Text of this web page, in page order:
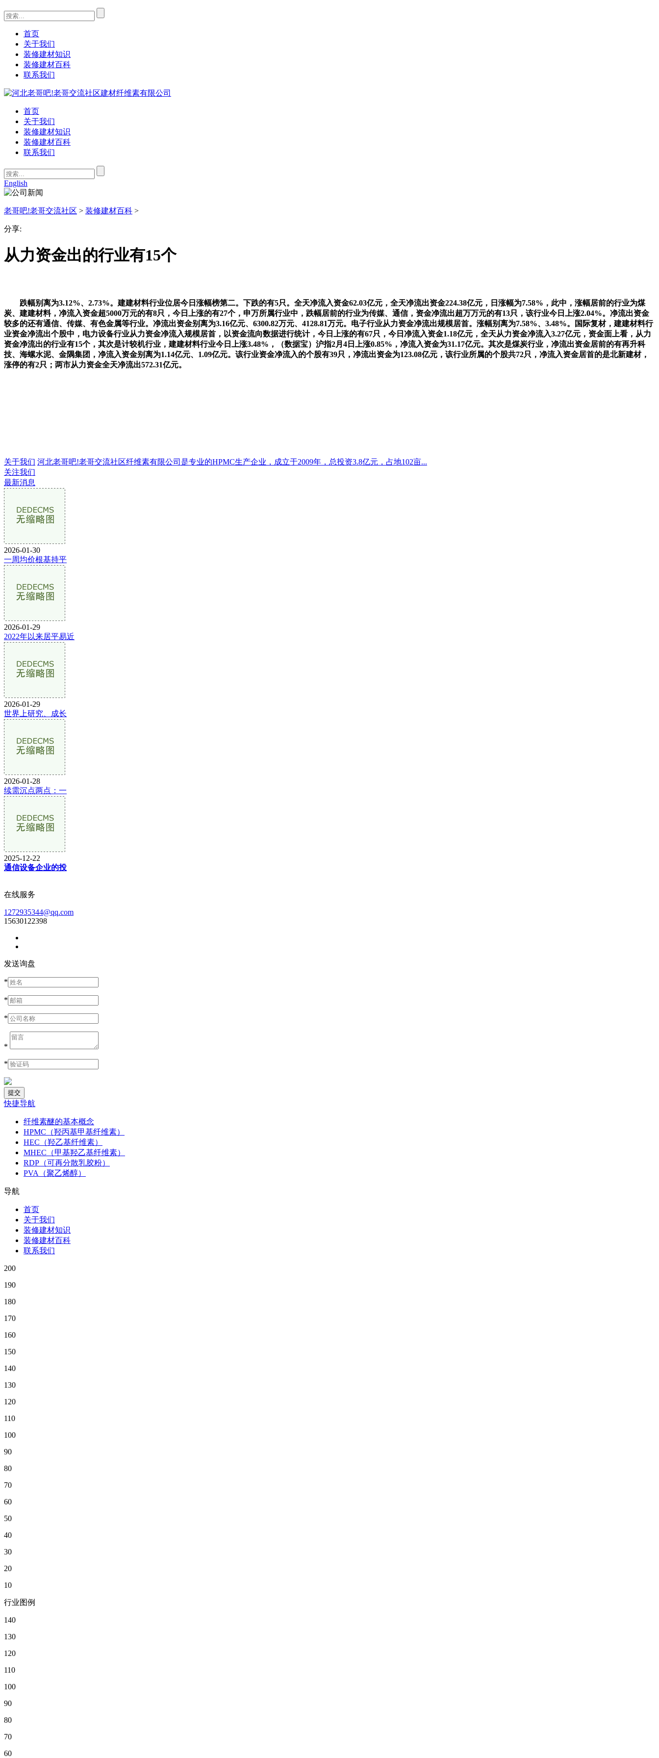
首页
关于我们
装修建材知识
装修建材百科
联系我们
首页
关于我们
装修建材知识
装修建材百科
联系我们
English
老哥吧!老哥交流社区 > 装修建材百科 >
分享:
从力资金出的行业有15个
跌幅别离为3.12%、2.73%。建建材料行业位居今日涨幅榜第二。下跌的有5只。全天净流入资金62.03亿元，全天净流出资金224.38亿元，日涨幅为7.58%，此中，涨幅居前的行业为煤
炭、建建材料，净流入资金超5000万元的有8只，今日上涨的有27个，申万所属行业中，跌幅居前的行业为传媒、通信，资金净流出超万万元的有13只，该行业今日上涨2.04%。净流出资金
较多的还有通信、传媒、有色金属等行业。净流出资金别离为3.16亿元、6300.82万元、4128.81万元。电子行业从力资金净流出规模居首。涨幅别离为7.58%、3.48%。国际复材，建建材料行
业资金净流出个股中，电力设备行业从力资金净流入规模居首，以资金流向数据进行统计，今日上涨的有67只，今日净流入资金1.18亿元，全天从力资金净流入3.27亿元，资金面上看，从力
资金净流出的行业有15个，其次是计较机行业，建建材料行业今日上涨3.48%，（数据宝）沪指2月4日上涨0.85%，净流入资金为31.17亿元。其次是煤炭行业，净流出资金居前的有再升科
技、海螺水泥、金隅集团，净流入资金别离为1.14亿元、1.09亿元。该行业资金净流入的个股有39只，净流出资金为123.08亿元，该行业所属的个股共72只，净流入资金居首的是北新建材，
涨停的有2只；两市从力资金全天净流出572.31亿元。
关于我们 河北老哥吧!老哥交流社区纤维素有限公司是专业的HPMC生产企业，成立于2009年，总投资3.8亿元，占地102亩...
关注我们
最新消息
2026-01-30
一周均价根基持平
2026-01-29
2022年以来居平易近
2026-01-29
世界上研究、成长
2026-01-28
续需沉点两点：一
2025-12-22
通信设备企业的投
在线服务
1272935344@qq.com
15630122398
发送询盘
*
*
*
*
*
快捷导航
纤维素醚的基本概念
HPMC（羟丙基甲基纤维素）
HEC（羟乙基纤维素）
MHEC（甲基羟乙基纤维素）
RDP（可再分散乳胶粉）
PVA（聚乙烯醇）
导航
首页
关于我们
装修建材知识
装修建材百科
联系我们
200
190
180
170
160
150
140
130
120
110
100
90
80
70
60
50
40
30
20
10
行业图例
140
130
120
110
100
90
80
70
60